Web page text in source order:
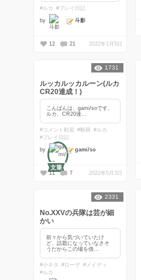
#ルカ #プレイ日記
by 斗影
12 21 2022年1月5日
ルッカルッカルーン(ルカ
CR20達成！)
こんばんは、gami/soです。
ルカ、CR20達...
#コメント歓迎 #動画 #ルカ
#プレイ日記
by
文筆
gami/so
1731
11 7 2022年5月3日
No.XXVの兵隊は芸が細
かい
前々から気づいていたけ
ど、話題になっていなさそ
うだからこの場を借...
#小ネタ #ローザ #メイディ
#ルカ
2331